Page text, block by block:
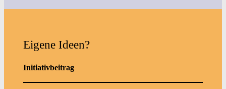
Eigene Ideen?
Initiativbeitrag